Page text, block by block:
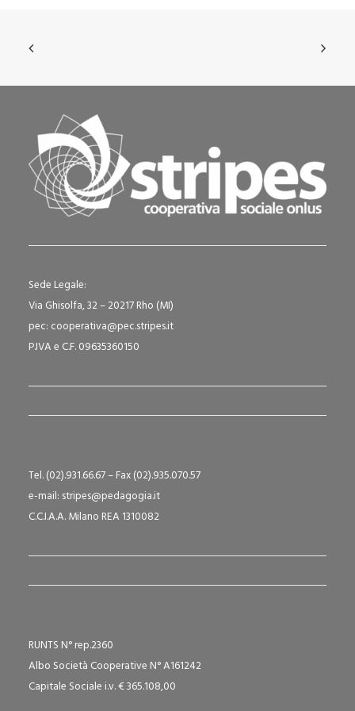
Sede Legale:
Via Ghisolfa, 32 – 20217 Rho (MI)
pec: cooperativa@pec.stripes.it
P.IVA e C.F. 09635360150
Tel. (02).931.66.67 – Fax (02).935.070.57
e-mail: stripes@pedagogia.it
C.C.I.A.A. Milano REA 1310082
RUNTS N° rep.2360
Albo Società Cooperative N° A161242
Capitale Sociale i.v. € 365.108,00